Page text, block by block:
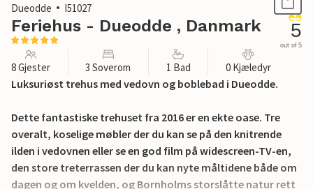
Dueodde
I51027
Feriehus - Dueodde , Danmark 5
out of 5
8 Gjester 3 Soverom 1 Bad 0 Kjæledyr
Luksuriøst trehus med vedovn og boblebad i Dueodde.
Dette fantastiske trehuset fra 2016 er en ekte oase. Tre
overalt, koselige møbler der du kan se på den knitrende
ilden i vedovnen eller se en god film på widescreen-TV-en,
den store treterrassen der du kan nyte måltidene både om
dagen og om kvelden, og Bornholms storslåtte natur rett